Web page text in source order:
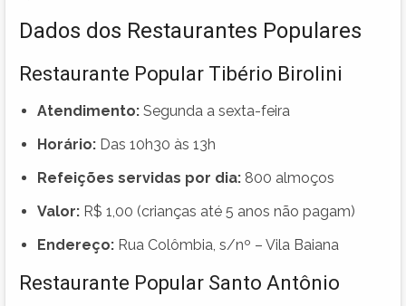
Dados dos Restaurantes Populares
Restaurante Popular Tibério Birolini
Atendimento: Segunda a sexta-feira
Horário: Das 10h30 às 13h
Refeições servidas por dia: 800 almoços
Valor: R$ 1,00 (crianças até 5 anos não pagam)
Endereço: Rua Colômbia, s/nº – Vila Baiana
Restaurante Popular Santo Antônio